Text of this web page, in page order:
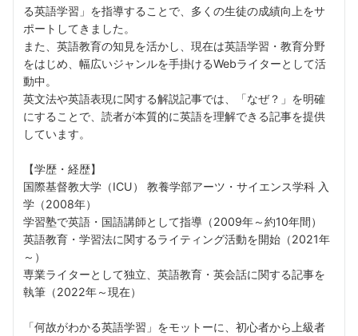
る英語学習」を指導することで、多くの生徒の成績向上をサ
ポートしてきました。
また、英語教育の知見を活かし、現在は英語学習・教育分野
をはじめ、幅広いジャンルを手掛けるWebライターとして活
動中。
英文法や英語表現に関する解説記事では、「なぜ？」を明確
にすることで、読者が本質的に英語を理解できる記事を提供
しています。
【学歴・経歴】
国際基督教大学（ICU） 教養学部アーツ・サイエンス学科 入
学（2008年）
学習塾で英語・国語講師として指導（2009年～約10年間）
英語教育・学習法に関するライティング活動を開始（2021年
～）
専業ライターとして独立、英語教育・英会話に関する記事を
執筆（2022年～現在）
「何故がわかる英語学習」をモットーに、初心者から上級者